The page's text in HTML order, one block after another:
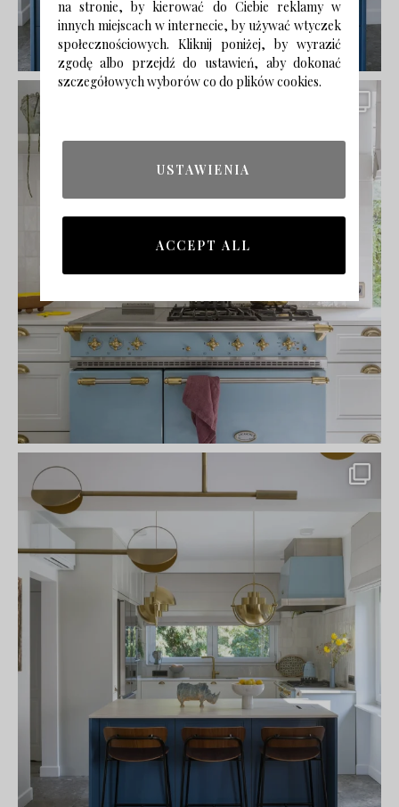
na stronie, by kierować do Ciebie reklamy w
innych miejscach w internecie, by używać wtyczek
społecznościowych. Kliknij poniżej, by wyrazić
zgodę albo przejdź do ustawień, aby dokonać
szczegółowych wyborów co do plików cookies.
USTAWIENIA
ACCEPT ALL